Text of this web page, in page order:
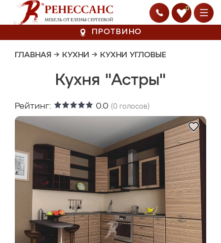
0
ПРОТВИНО
ГЛАВНАЯ → КУХНИ → КУХНИ УГЛОВЫЕ
Кухня "Астры"
Рейтинг: 0.0 (0 голосов)